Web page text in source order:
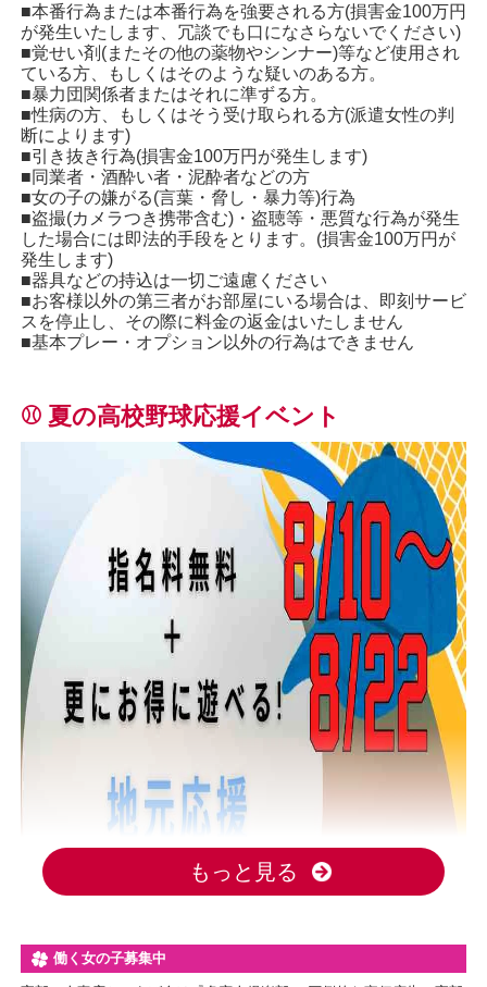
パネル写真は当店カメラマンが撮影しております。
全くの別人や外国人が来ることはありませんので
ご安心してください！
【アンダーナビ最安値】
60分13,000円
■本番行為または本番行為を強要される方(損害金100万円
が発生いたします、冗談でも口になさらないでください)
■覚せい剤(またその他の薬物やシンナー)等など使用され
ている方、もしくはそのような疑いのある方。
■暴力団関係者またはそれに準ずる方。
■性病の方、もしくはそう受け取られる方(派遣女性の判
断によります)
■引き抜き行為(損害金100万円が発生します)
■同業者・酒酔い者・泥酔者などの方
■女の子の嫌がる(言葉・脅し・暴力等)行為
■盗撮(カメラつき携帯含む)・盗聴等・悪質な行為が発生
した場合には即法的手段をとります。(損害金100万円が
発生します)
■器具などの持込は一切ご遠慮ください
■お客様以外の第三者がお部屋にいる場合は、即刻サービ
スを停止し、その際に料金の返金はいたしません
■基本プレー・オプション以外の行為はできません
⚾ 夏の高校野球応援イベント
もっと見る
働く女の子募集中